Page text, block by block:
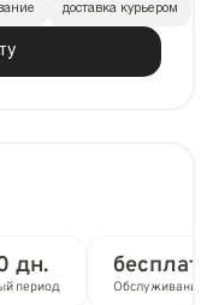
доставка курьером
дн.
период Обслуживание